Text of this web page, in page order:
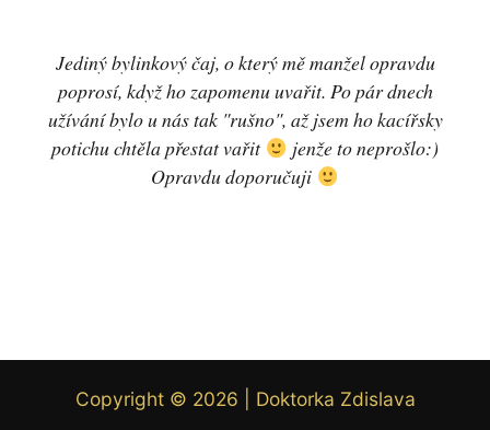
Jediný bylinkový čaj, o který mě manžel opravdu
poprosí, když ho zapomenu uvařit. Po pár dnech
užívání bylo u nás tak "rušno", až jsem ho kacířsky
potichu chtěla přestat vařit
jenže to neprošlo:)
Opravdu doporučuji
Copyright © 2026 | Doktorka Zdislava